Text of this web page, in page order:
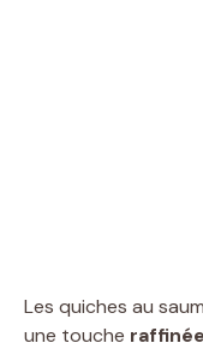
Les quiches au
une touche